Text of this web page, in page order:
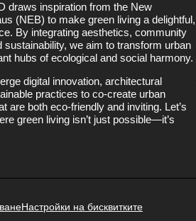
draws inspiration from the New
(NEB) to make green living a delightful,
By integrating aesthetics, community
sustainability, we aim to transform urban
hubs of ecological and social harmony.
digital innovation, architectural
practices to co-create urban
are both eco-friendly and inviting. Let’s
green living isn’t just possible—it’s
Настройки на бисквитките